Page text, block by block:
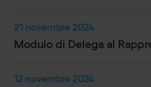
21 novembre 2024
Modulo di Delega al
12 novembre 2024